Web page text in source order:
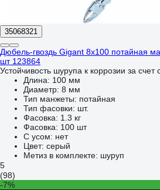
35068321
Дюбель-гвоздь Gigant 8x100 потайная
шт 123864
Устойчивость шурупа к коррозии за счет
Длина: 100 мм
Диаметр: 8 мм
Тип манжеты: потайная
Тип фасовки: шт.
Фасовка: 1.3 кг
Фасовка: 100 шт
С усом: нет
Цвет: серый
Метиз в комплекте: шуруп
5
(98)
-7%